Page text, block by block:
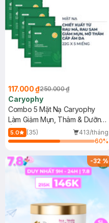
117.000 ₫250.000 ₫
Caryophy
Combo 5 Mặt Nạ Caryophy
Làm Giảm Mụn, Thâm & Dưỡng
Ẩm Da 22g
5.0 (35)
413/tháng
60%
-32%